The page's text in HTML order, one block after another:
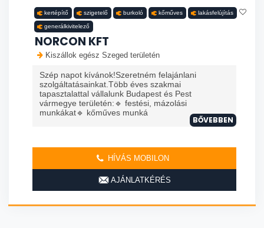
kertépítő szigetelő burkoló kőműves lakásfelújítás
generálkivitelező
NORCON KFT
Kiszállok egész Szeged területén
Szép napot kívánok!Szeretném felajánlani
szolgáltatásainkat.Több éves szakmai
tapasztalattal vállalunk Budapest és Pest
vármegye területén:🔹 festési, mázolási
munkákat🔹 kőműves munká
BŐVEBBEN
HÍVÁS MOBILON
AJÁNLATKÉRÉS